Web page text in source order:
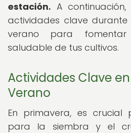
estación. A
actividades clave
verano para fomentar
saludable de tus cultivos.
Actividades Clave
Verano
En primavera, es crucial
para la siembra y el